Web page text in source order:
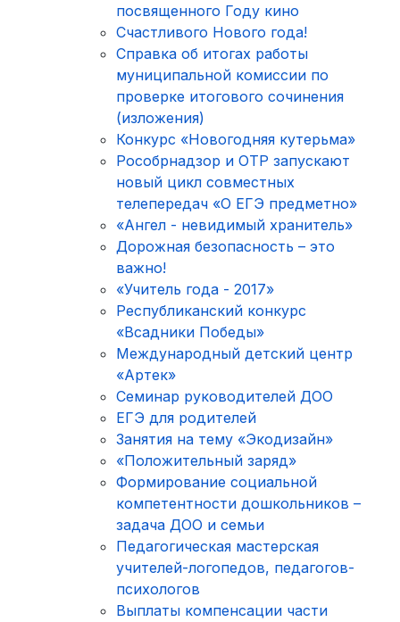
посвященного Году кино
Счастливого Нового года!
Справка об итогах работы
муниципальной комиссии по
проверке итогового сочинения
(изложения)
Конкурс «Новогодняя кутерьма»
Рособрнадзор и ОТР запускают
новый цикл совместных
телепередач «О ЕГЭ предметно»
«Ангел - невидимый хранитель»
Дорожная безопасность – это
важно!
«Учитель года - 2017»
Республиканский конкурс
«Всадники Победы»
Международный детский центр
«Артек»
Семинар руководителей ДОО
ЕГЭ для родителей
Занятия на тему «Экодизайн»
«Положительный заряд»
Формирование социальной
компетентности дошкольников –
задача ДОО и семьи
Педагогическая мастерская
учителей-логопедов, педагогов-
психологов
Выплаты компенсации части